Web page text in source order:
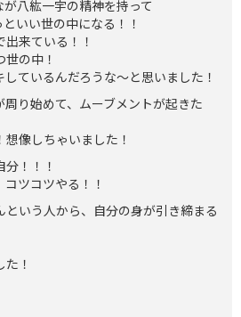
八紘一宇の精神を持って
いい世の中になる！！
来ている！！
の中！
しているんだろうな〜と思いました！
周り始めて、ムーブメントが起きた
想像しちゃいました！
！！！
ツコツやる！！
という人から、自分の身が引き締まる
！